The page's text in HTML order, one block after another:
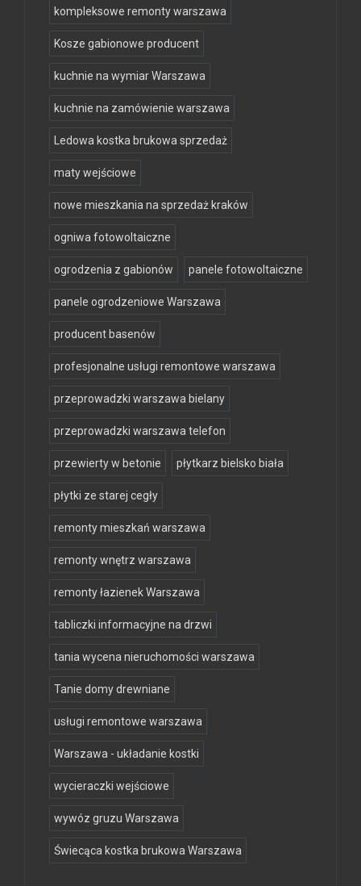
kompleksowe remonty warszawa
Kosze gabionowe producent
kuchnie na wymiar Warszawa
kuchnie na zamówienie warszawa
Ledowa kostka brukowa sprzedaż
maty wejściowe
nowe mieszkania na sprzedaż kraków
ogniwa fotowoltaiczne
ogrodzenia z gabionów panele fotowoltaiczne
panele ogrodzeniowe Warszawa
producent basenów
profesjonalne usługi remontowe warszawa
przeprowadzki warszawa bielany
przeprowadzki warszawa telefon
przewierty w betonie płytkarz bielsko biała
płytki ze starej cegły
remonty mieszkań warszawa
remonty wnętrz warszawa
remonty łazienek Warszawa
tabliczki informacyjne na drzwi
tania wycena nieruchomości warszawa
Tanie domy drewniane
usługi remontowe warszawa
Warszawa - układanie kostki
wycieraczki wejściowe
wywóz gruzu Warszawa
Świecąca kostka brukowa Warszawa